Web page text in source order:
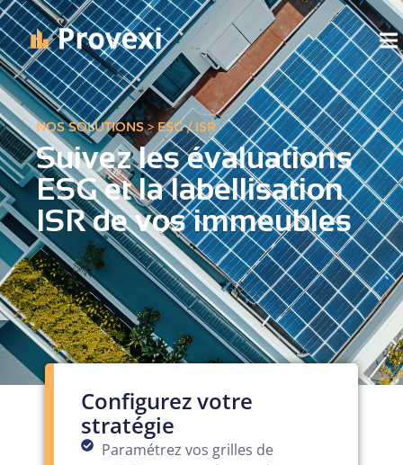
NOS SOLUTIONS > ESG / ISR
Suivez les évaluations
ESG et la labellisation
ISR de vos immeubles
Configurez votre
stratégie
Paramétrez vos grilles de